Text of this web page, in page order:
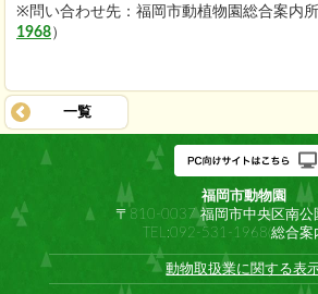
※問い合わせ先：福岡市動植物園総合案内
1968）
一覧
福岡市動物園
〒810-0037 福岡市中央区南公
TEL:092-531-1968(総合案
動物取扱業に関する表